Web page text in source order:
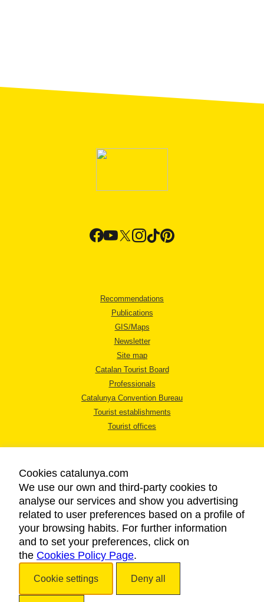
Recommendations
Publications
GIS/Maps
Newsletter
Site map
Catalan Tourist Board
Professionals
Catalunya Convention Bureau
Tourist establishments
Tourist offices
LEGAL NOTICE
PRIVACY POLICY
COOKIES POLICY
ACCESSIBILITY
Cookies catalunya.com
We use our own and third-party cookies to
analyse our services and show you advertising
related to user preferences based on a profile of
your browsing habits. For further information
and to set your preferences, click on
the Cookies Policy Page.
Cookie settings Deny all